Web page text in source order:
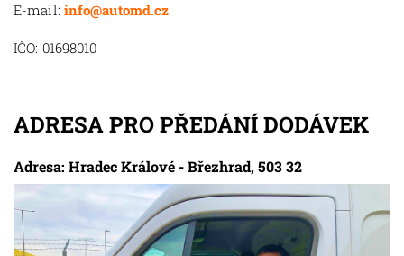
E-mail: info@automd.cz
IČO: 01698010
ADRESA PRO PŘEDÁNÍ DODÁVEK
Adresa: Hradec Králové - Březhrad, 503 32